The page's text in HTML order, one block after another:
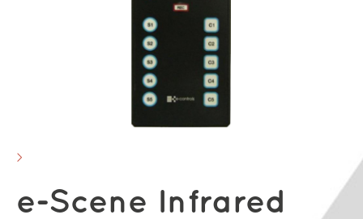
e-Scene Infrared